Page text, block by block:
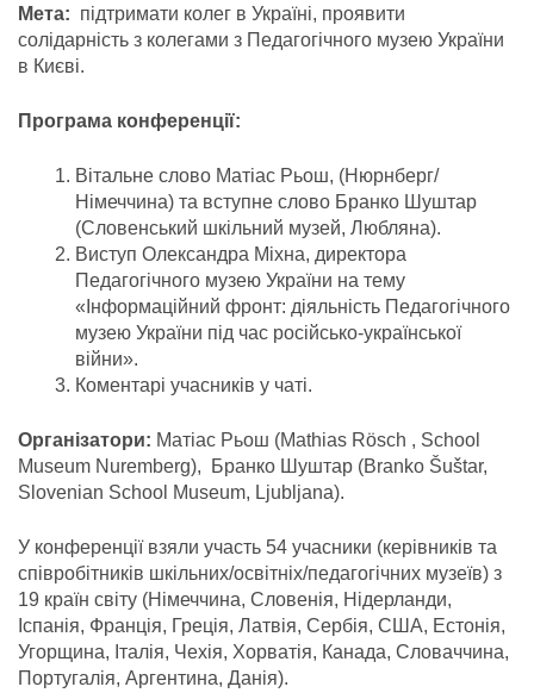
Мета: підтримати колег в Україні, проявити
солідарність з колегами з Педагогічного музею України
в Києві.
Програма конференції:
Вітальне слово Матіас Рьош, (Нюрнберг/
Німеччина) та вступне слово Бранко Шуштар
(Словенський шкільний музей, Любляна).
Виступ Олександра Міхна, директора
Педагогічного музею України на тему
«Інформаційний фронт: діяльність Педагогічного
музею України під час російсько-української
війни».
Коментарі учасників у чаті.
Організатори: Матіас Рьош (Mathias Rösch , School
Museum Nuremberg), Бранко Шуштар (Branko Šuštar,
Slovenian School Museum, Ljubljana).
У конференції взяли участь 54 учасники (керівників та
співробітників шкільних/освітніх/педагогічних музеїв) з
19 країн світу (Німеччина, Словенія, Нідерланди,
Іспанія, Франція, Греція, Латвія, Сербія, США, Естонія,
Угорщина, Італія, Чехія, Хорватія, Канада, Словаччина,
Португалія, Аргентина, Данія).